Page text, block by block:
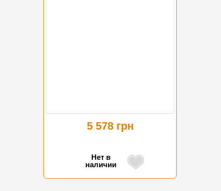
5 578 грн
Нет в
наличии